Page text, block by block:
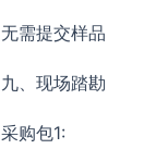
无需提交样品
九、现场踏勘
采购包1: